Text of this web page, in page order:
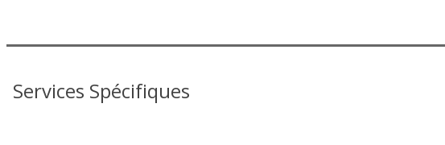
Services Spécifiques